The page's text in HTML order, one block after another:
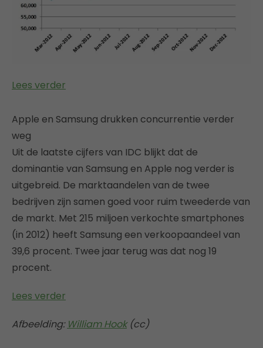
Lees verder
Apple en Samsung drukken concurrentie verder
weg
Uit de laatste cijfers van IDC blijkt dat de
dominantie van Samsung en Apple nog verder is
uitgebreid. De marktaandelen van de twee
bedrijven zijn samen goed voor ruim tweederde van
de markt. Met 215 miljoen verkochte smartphones
(in 2012) heeft Samsung een verkoopaandeel van
39,6 procent. Twee jaar terug was dat nog 19
procent.
Lees verder
Afbeelding: William Hook(cc)